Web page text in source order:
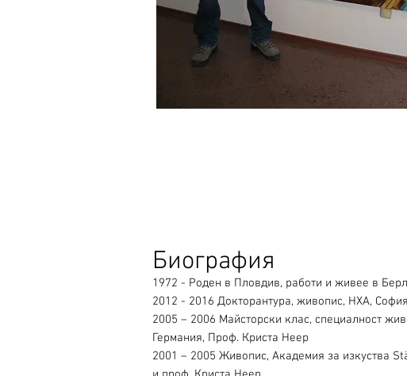
Биография
1972 - Роден в Пловдив, работи и живее в
2012 - 2016 Докторантура, живопис, НХА,
2005 – 2006 Майсторски клас, специалност
Германия, Проф. Криста Неер
2001 – 2005 Живопис, Академия за изкуства